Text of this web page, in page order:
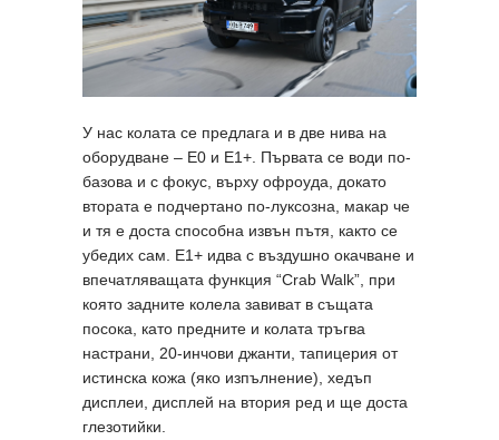
У нас колата се предлага и в две нива на
оборудване – Е0 и E1+. Първата се води по-
базова и с фокус, върху офроуда, докато
втората е подчертано по-луксозна, макар че
и тя е доста способна извън пътя, както се
убедих сам. Е1+ идва с въздушно окачване и
впечатляващата функция “Crab Walk”, при
която задните колела завиват в същата
посока, като предните и колата тръгва
настрани, 20-инчови джанти, тапицерия от
истинска кожа (яко изпълнение), хедъп
дисплеи, дисплей на втория ред и ще доста
глезотийки.